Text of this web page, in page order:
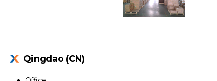
Qingdao (CN)